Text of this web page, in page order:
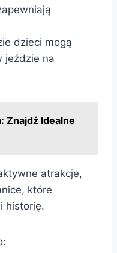
dzieci mogą
jeździe na
Znajdź Idealne
atrakcje,
które
historię.